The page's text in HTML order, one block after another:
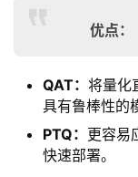
优点：
QAT： 将量化
具有鲁棒性的
PTQ： 更容易
快速部署。